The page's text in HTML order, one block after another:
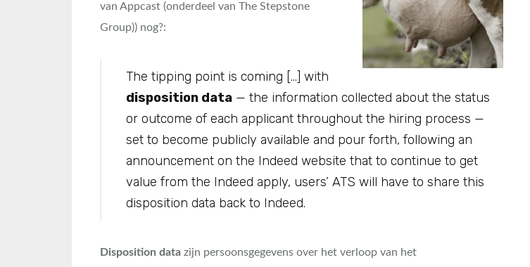
van Appcast (onderdeel van The Stepstone
Group)) nog?:
The tipping point is coming […] with
disposition data — the information collected about the status
or outcome of each applicant throughout the hiring process —
set to become publicly available and pour forth, following an
announcement on the Indeed website that to continue to get
value from the Indeed apply, users’ ATS will have to share this
disposition data back to Indeed.
Disposition data zijn persoonsgegevens over het verloop van het